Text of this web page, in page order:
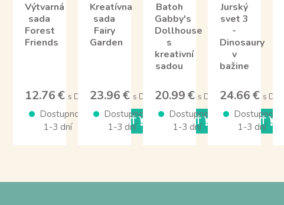
Výtvarná
sada
Forest
Friends
12.76 € s DPH
Dostupnosť
1-3 dní
KÚPIŤ
Kreatívna
sada
Fairy
Garden
23.96 € s DPH
Dostupnosť
1-3 dní
KÚPIŤ
Batoh
Gabby's
Dollhouse
s
kreativní
sadou
20.99 € s DPH
Dostupnosť
1-3 dní
KÚPIŤ
Jurský
svet 3
-
Dinosaury
v
bažine
24.66 € s DPH
Dostupnosť
1-3 dní